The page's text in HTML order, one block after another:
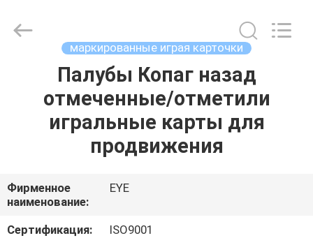
ГЛАВНАЯ
СТРАНИЦА
ПРОДУКЦИЯ
О
КОМПАНИИ
Cheat
Center.
маркированные играя карточки
Палубы Копаг назад
отмеченные/отметили
игральные карты для
продвижения
Фирменное
наименование:
EYE
Сертификация:
ISO9001